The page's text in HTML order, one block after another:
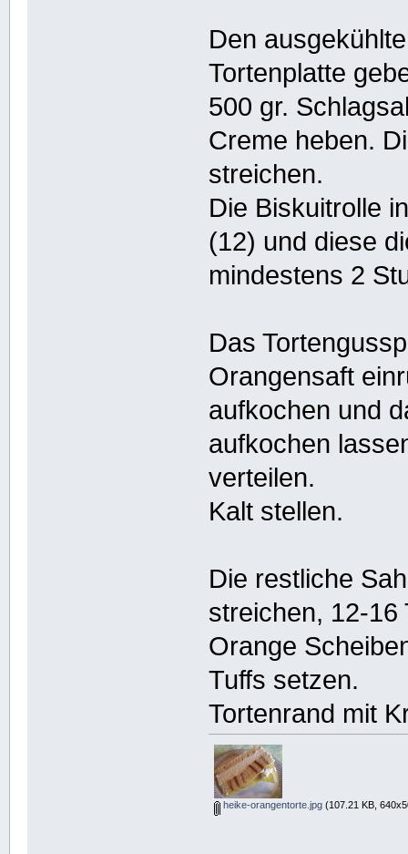
Den
Tortenplatte
500 gr.
Creme heben.
streichen.
Die Biskuitrolle
(12) und diese
mindestens 2
Das
Orangensaft
aufkochen und
aufkochen
verteilen.
Kalt stellen.
Die restliche
streichen, 12-16
Orange
Tuffs setzen.
Tortenrand mit
heike-orangentorte.jpg(107.21 KB,